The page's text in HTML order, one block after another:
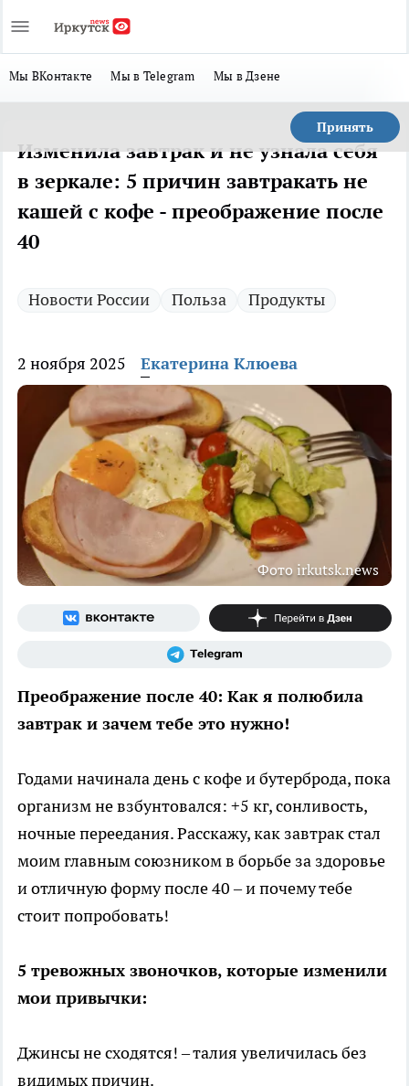
Мы ВКонтакте Мы в Telegram Мы в Дзене
Принять
Изменила завтрак и не узнала себя
в зеркале: 5 причин завтракать не
кашей с кофе - преображение после
40
Новости России Польза Продукты
2 ноября 2025 Екатерина Клюева
Фото irkutsk.news
Преображение после 40: Как я полюбила
завтрак и зачем тебе это нужно!
Годами начинала день с кофе и бутерброда, пока
организм не взбунтовался: +5 кг, сонливость,
ночные переедания. Расскажу, как завтрак стал
моим главным союзником в борьбе за здоровье
и отличную форму после 40 – и почему тебе
стоит попробовать!
5 тревожных звоночков, которые изменили
мои привычки:
Джинсы не сходятся! – талия увеличилась без
видимых причин.